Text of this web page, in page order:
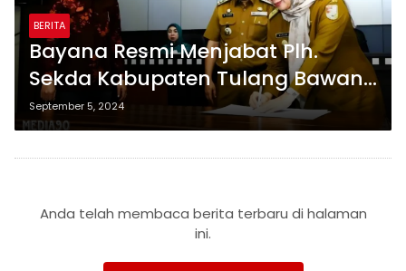
BERITA
Bayana Resmi Menjabat Plh.
Sekda Kabupaten Tulang Bawang
Barat Menggantikan Novriwan
Jaya yang Maju Pilkada
September 5, 2024
Anda telah membaca berita terbaru di halaman
ini.